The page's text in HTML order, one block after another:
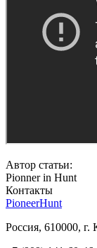
Автор статьи:
Pionner in Hunt
Контакты
PioneerHunt
Россия, 610000, г.